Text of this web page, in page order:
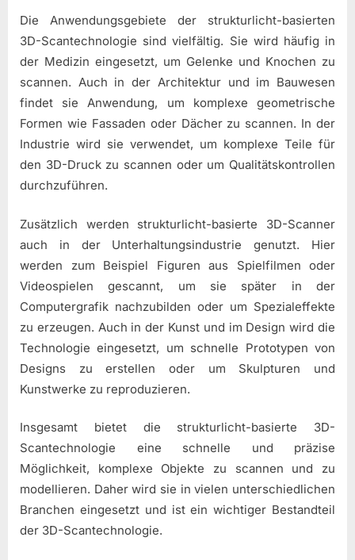
Die Anwendungsgebiete der strukturlicht-basierten
3D-Scantechnologie sind vielfältig. Sie wird häufig in
der Medizin eingesetzt, um Gelenke und Knochen zu
scannen. Auch in der Architektur und im Bauwesen
findet sie Anwendung, um komplexe geometrische
Formen wie Fassaden oder Dächer zu scannen. In der
Industrie wird sie verwendet, um komplexe Teile für
den 3D-Druck zu scannen oder um Qualitätskontrollen
durchzuführen.
Zusätzlich werden strukturlicht-basierte 3D-Scanner
auch in der Unterhaltungsindustrie genutzt. Hier
werden zum Beispiel Figuren aus Spielfilmen oder
Videospielen gescannt, um sie später in der
Computergrafik nachzubilden oder um Spezialeffekte
zu erzeugen. Auch in der Kunst und im Design wird die
Technologie eingesetzt, um schnelle Prototypen von
Designs zu erstellen oder um Skulpturen und
Kunstwerke zu reproduzieren.
Insgesamt bietet die strukturlicht-basierte 3D-
Scantechnologie eine schnelle und präzise
Möglichkeit, komplexe Objekte zu scannen und zu
modellieren. Daher wird sie in vielen unterschiedlichen
Branchen eingesetzt und ist ein wichtiger Bestandteil
der 3D-Scantechnologie.